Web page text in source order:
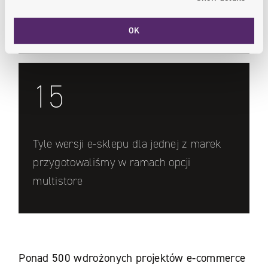
OK
Certyfikowanych Specjalistów Magento
15
Tyle wersji e-sklepu dla jednej z marek
przygotowaliśmy w ramach opcji
multistore
Ponad 500 wdrożonych projektów e-commerce